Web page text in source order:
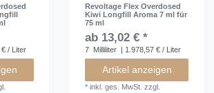
€ / Liter
Revoltage Flex Overdosed
Kiwi Longfill Aroma 7 ml für
75 ml
ab 13,02 € *
7 Milliliter | 1.978,57 € / Liter
Artikel anzeigen
*inkl. ges. MwSt. zzgl.